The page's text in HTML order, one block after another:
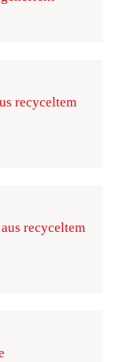
recyceltem
recyceltem